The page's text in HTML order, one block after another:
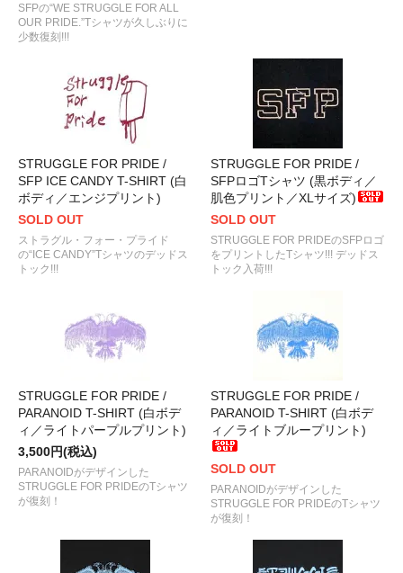
SFPの“WE STRUGGLE FOR ALL
OUR PRIDE.”Tシャツが久しぶりに
少数復刻!!!
STRUGGLE FOR PRIDE /
SFP ICE CANDY T-SHIRT (白
ボディ／エンジプリント)
SOLD OUT
ストラグル・フォー・プライド
の“ICE CANDY”Tシャツのデッドス
トック!!!
STRUGGLE FOR PRIDE /
SFPロゴTシャツ (黒ボディ／
肌色プリント／XLサイズ)
SOLD OUT
STRUGGLE FOR PRIDEのSFPロゴ
をプリントしたTシャツ!!! デッドス
トック入荷!!!
STRUGGLE FOR PRIDE /
PARANOID T-SHIRT (白ボデ
ィ／ライトパープルプリント)
3,500円(税込)
PARANOIDがデザインした
STRUGGLE FOR PRIDEのTシャツ
が復刻！
STRUGGLE FOR PRIDE /
PARANOID T-SHIRT (白ボデ
ィ／ライトブループリント)
SOLD OUT
PARANOIDがデザインした
STRUGGLE FOR PRIDEのTシャツ
が復刻！